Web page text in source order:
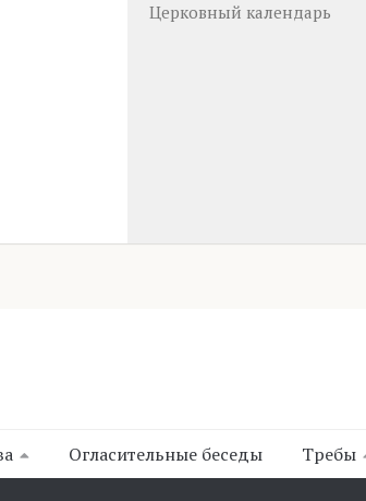
Церковный календарь
Огласительные беседы Требы